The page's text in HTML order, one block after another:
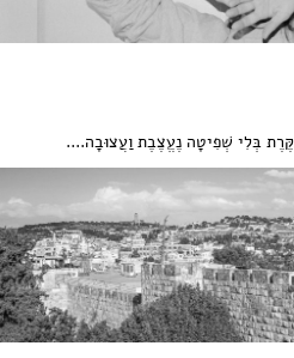
בְּלִי שְׁפִיטָה נֶעֱצֶבֶת וַעֲצוּבָה....